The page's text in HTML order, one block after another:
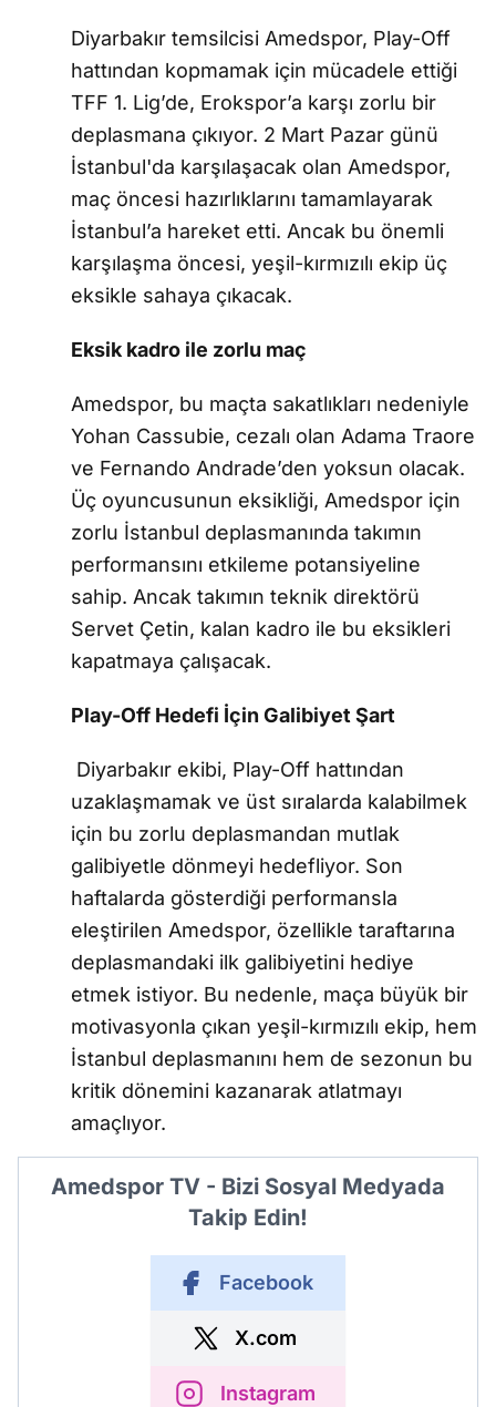
Diyarbakır temsilcisi Amedspor, Play-Off
hattından kopmamak için mücadele ettiği
TFF 1. Lig’de, Erokspor’a karşı zorlu bir
deplasmana çıkıyor. 2 Mart Pazar günü
İstanbul'da karşılaşacak olan Amedspor,
maç öncesi hazırlıklarını tamamlayarak
İstanbul’a hareket etti. Ancak bu önemli
karşılaşma öncesi, yeşil-kırmızılı ekip üç
eksikle sahaya çıkacak.
Eksik kadro ile zorlu maç
Amedspor, bu maçta sakatlıkları nedeniyle
Yohan Cassubie, cezalı olan Adama Traore
ve Fernando Andrade’den yoksun olacak.
Üç oyuncusunun eksikliği, Amedspor için
zorlu İstanbul deplasmanında takımın
performansını etkileme potansiyeline
sahip. Ancak takımın teknik direktörü
Servet Çetin, kalan kadro ile bu eksikleri
kapatmaya çalışacak.
Play-Off Hedefi İçin Galibiyet Şart
Diyarbakır ekibi, Play-Off hattından
uzaklaşmamak ve üst sıralarda kalabilmek
için bu zorlu deplasmandan mutlak
galibiyetle dönmeyi hedefliyor. Son
haftalarda gösterdiği performansla
eleştirilen Amedspor, özellikle taraftarına
deplasmandaki ilk galibiyetini hediye
etmek istiyor. Bu nedenle, maça büyük bir
motivasyonla çıkan yeşil-kırmızılı ekip, hem
İstanbul deplasmanını hem de sezonun bu
kritik dönemini kazanarak atlatmayı
amaçlıyor.
Amedspor TV - Bizi Sosyal Medyada
Takip Edin!
Facebook
X.com
Instagram